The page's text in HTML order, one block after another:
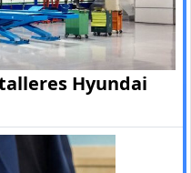
Hyundai